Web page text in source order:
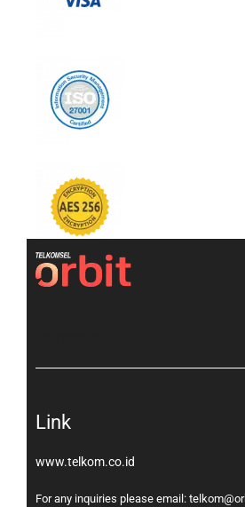
Link
www.telkom.co.id
For any inquiries please email: